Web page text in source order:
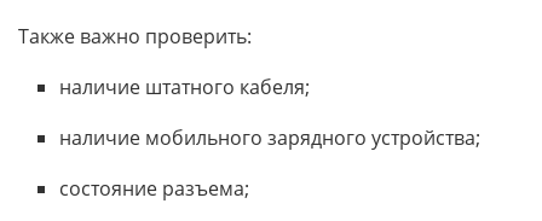
Также важно проверить:
наличие штатного кабеля;
наличие мобильного зарядного устройства;
состояние разъема;